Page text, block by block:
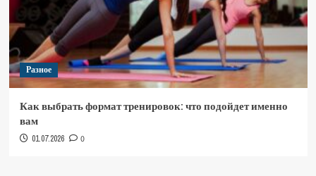
Разное
Как выбрать формат тренировок: что подойдет именно
вам
01.07.2026 0